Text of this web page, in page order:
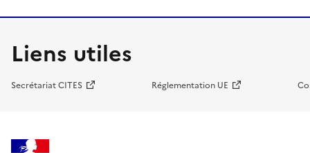
Liens utiles
Secrétariat CITES Réglementation UE